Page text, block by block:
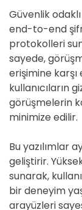
Güvenlik
end-to-end
protokolleri
sayede,
erişimine karşı
kullanıcıların
görüşmelerin
minimize edilir.
Bu yazılımlar
geliştirir.
sunarak,
bir deneyim
arayüzleri